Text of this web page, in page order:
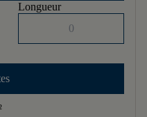
Longueur